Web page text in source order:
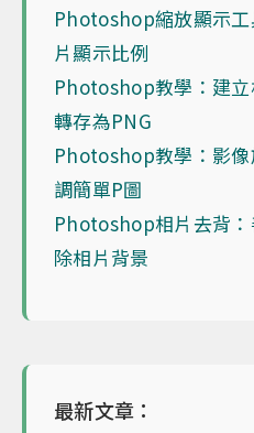
Photoshop縮放顯示
片顯示比例
Photoshop教學：建
轉存為PNG
Photoshop教學：影
調簡單P圖
Photoshop相片去背
除相片背景
最新文章：